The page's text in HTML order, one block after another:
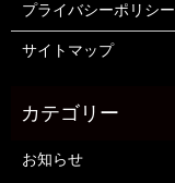
プライバシーポリシー
サイトマップ
お知らせ